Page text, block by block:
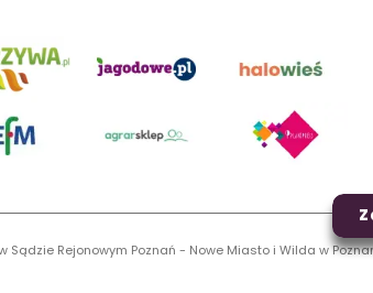
Rejonowym Poznań - Nowe Miasto i Wilda w